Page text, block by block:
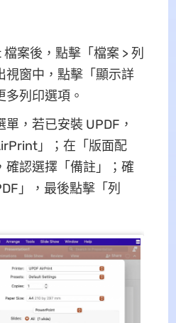
案後，點擊「檔案 > 列
視窗中，點擊「顯示詳
列印選項。
，若已安裝 UPDF，
」；在「版面配
確認選擇「備註」；確
」，最後點擊「列